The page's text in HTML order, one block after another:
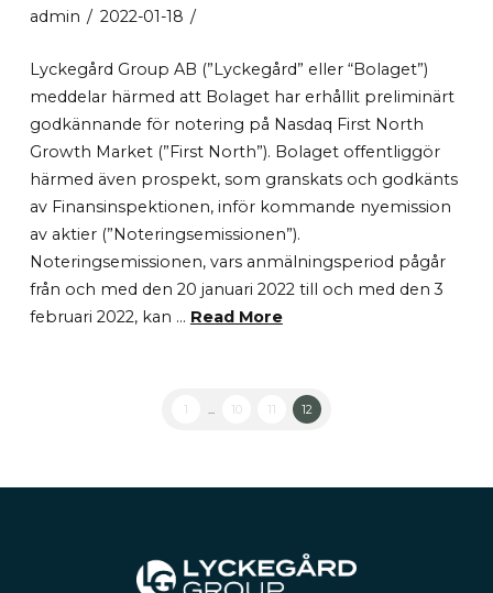
admin 2022-01-18
Lyckegård Group AB (”Lyckegård” eller “Bolaget”)
meddelar härmed att Bolaget har erhållit preliminärt
godkännande för notering på Nasdaq First North
Growth Market (”First North”). Bolaget offentliggör
härmed även prospekt, som granskats och godkänts
av Finansinspektionen, inför kommande nyemission
av aktier (”Noteringsemissionen”).
Noteringsemissionen, vars anmälningsperiod pågår
från och med den 20 januari 2022 till och med den 3
februari 2022, kan … Read More
1 ... 10 11 12